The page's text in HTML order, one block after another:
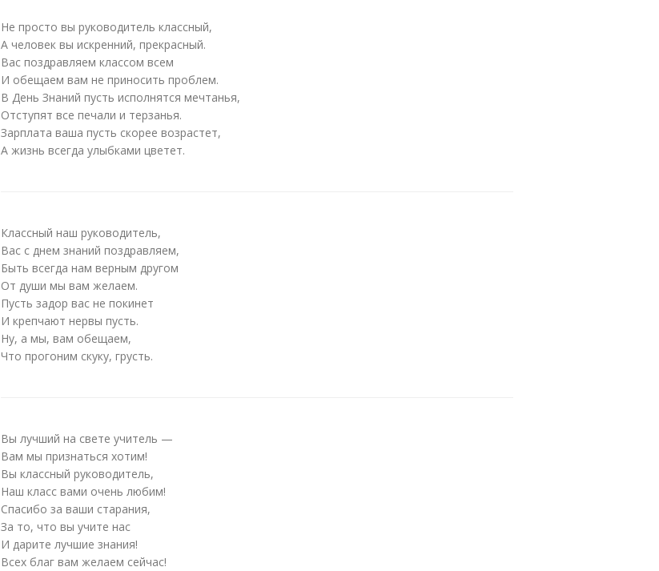
Не просто вы руководитель классный,
А человек вы искренний, прекрасный.
Вас поздравляем классом всем
И обещаем вам не приносить проблем.
В День Знаний пусть исполнятся мечтанья,
Отступят все печали и терзанья.
Зарплата ваша пусть скорее возрастет,
А жизнь всегда улыбками цветет.
Классный наш руководитель,
Вас с днем знаний поздравляем,
Быть всегда нам верным другом
От души мы вам желаем.
Пусть задор вас не покинет
И крепчают нервы пусть.
Ну, а мы, вам обещаем,
Что прогоним скуку, грусть.
Вы лучший на свете учитель —
Вам мы признаться хотим!
Вы классный руководитель,
Наш класс вами очень любим!
Спасибо за ваши старания,
За то, что вы учите нас
И дарите лучшие знания!
Всех благ вам желаем сейчас!